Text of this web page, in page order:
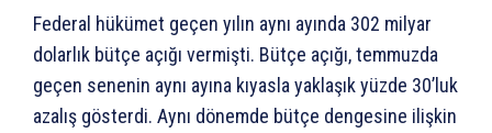
Federal hükümet geçen yılın aynı ayında 302 milyar
dolarlık bütçe açığı vermişti. Bütçe açığı, temmuzda
geçen senenin aynı ayına kıyasla yaklaşık yüzde 30’luk
azalış gösterdi. Aynı dönemde bütçe dengesine ilişkin